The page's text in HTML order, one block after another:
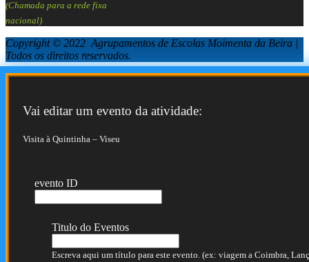
(Chamada para a rede fixa
nacional)
Copyright © 2022 Agrupamentos de Escolas Moimenta da Beira |
Todos os direitos reservados.
Vai editar um evento da atividade:
Visita à Quintinha – Viseu
evento ID
Titulo do Eventos
Escreva aqui um título para este evento. (ex: viagem a Coimbra,